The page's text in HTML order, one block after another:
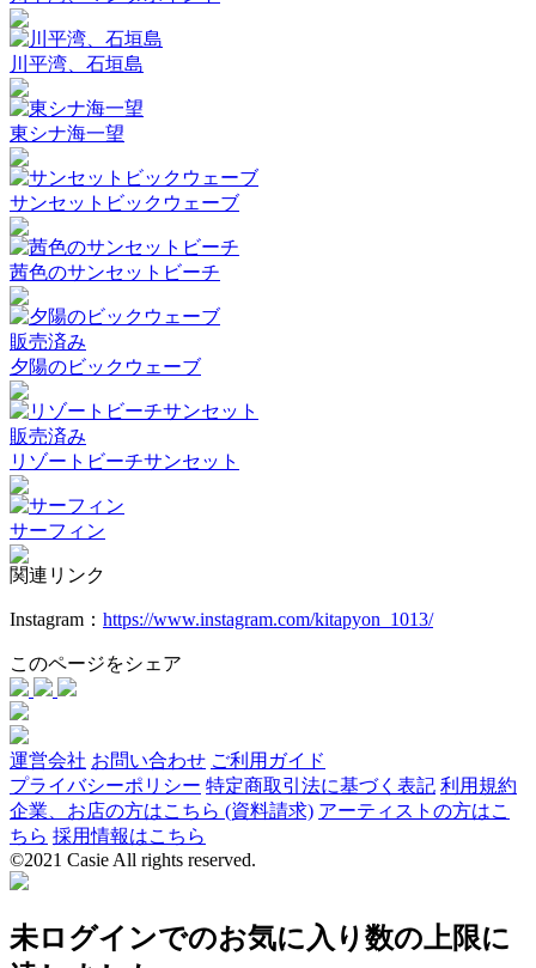
川平湾、石垣島
東シナ海一望
サンセットビックウェーブ
茜色のサンセットビーチ
販売済み
夕陽のビックウェーブ
販売済み
リゾートビーチサンセット
サーフィン
関連リンク
Instagram： https://www.instagram.com/kitapyon_1013/
このページをシェア
運営会社 お問い合わせ ご利用ガイド
プライバシーポリシー 特定商取引法に基づく表記 利用規約
企業、お店の方はこちら (資料請求) アーティストの方はこ
ちら 採用情報はこちら
©2021 Casie All rights reserved.
未ログインでのお気に入り数の上限に